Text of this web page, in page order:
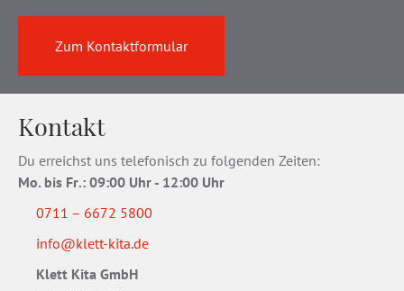
Zum Kontaktformular
Kontakt
Du erreichst uns telefonisch zu folgenden Zeiten:
Mo. bis Fr.: 09:00 Uhr - 12:00 Uhr
0711 – 6672 5800
info@klett-kita.de
Klett Kita GmbH